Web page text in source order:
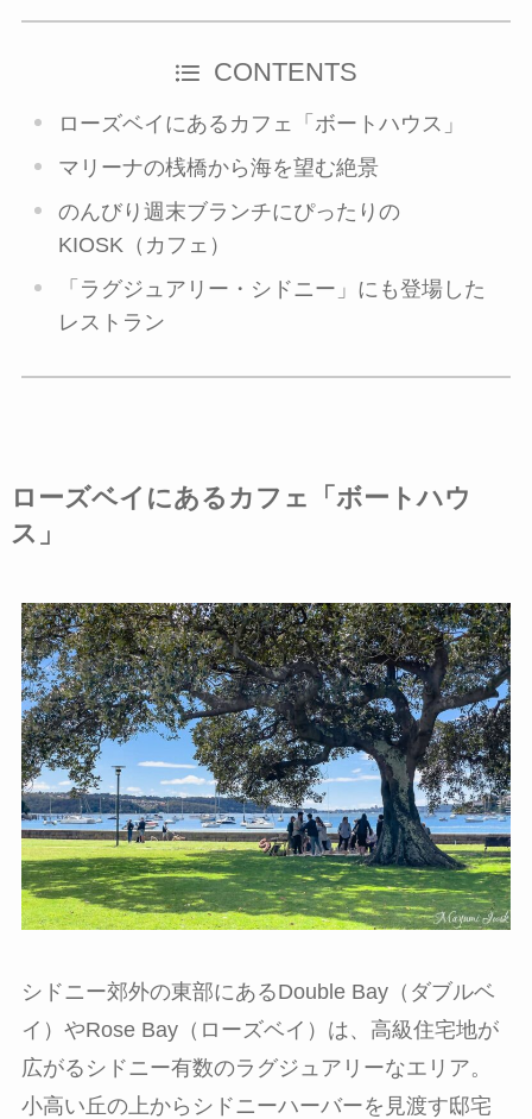
CONTENTS
ローズベイにあるカフェ「ボートハウス」
マリーナの桟橋から海を望む絶景
のんびり週末ブランチにぴったりの
KIOSK（カフェ）
「ラグジュアリー・シドニー」にも登場した
レストラン
ローズベイにあるカフェ「ボートハウ
ス」
シドニー郊外の東部にあるDouble Bay（ダブルベ
イ）やRose Bay（ローズベイ）は、高級住宅地が
広がるシドニー有数のラグジュアリーなエリア。
小高い丘の上からシドニーハーバーを見渡す邸宅